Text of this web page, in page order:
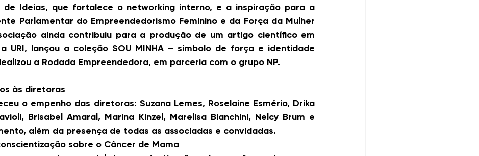
de Ideias, que fortalece o networking interno, e a inspiração para a
Parlamentar do Empreendedorismo Feminino e da Força da Mulher
ainda contribuiu para a produção de um artigo científico em
URI, lançou a coleção SOU MINHA – símbolo de força e identidade
a Rodada Empreendedora, em parceria com o grupo NP.
às diretoras
o empenho das diretoras: Suzana Lemes, Roselaine Esmério, Drika
Brisabel Amaral, Marina Kinzel, Marelisa Bianchini, Nelcy Brum e
além da presença de todas as associadas e convidadas.
sobre o Câncer de Mama